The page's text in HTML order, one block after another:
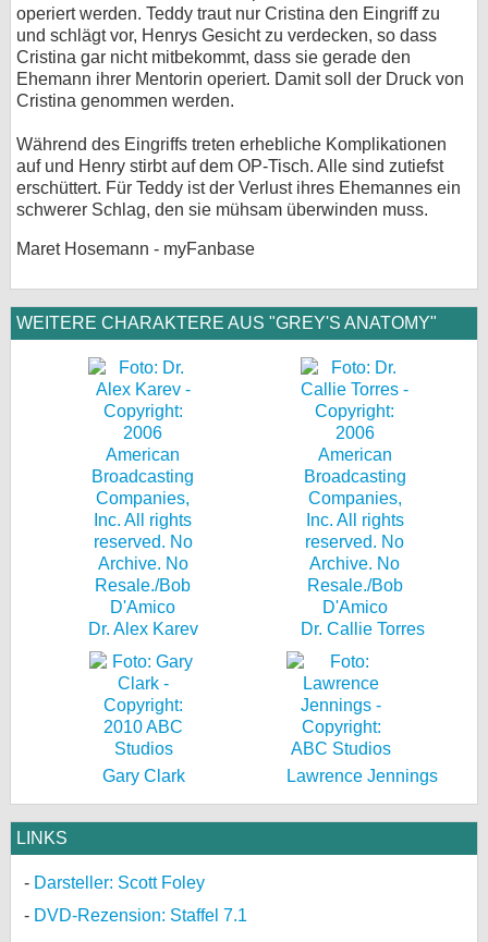
operiert werden. Teddy traut nur Cristina den Eingriff zu
und schlägt vor, Henrys Gesicht zu verdecken, so dass
Cristina gar nicht mitbekommt, dass sie gerade den
Ehemann ihrer Mentorin operiert. Damit soll der Druck von
Cristina genommen werden.
Während des Eingriffs treten erhebliche Komplikationen
auf und Henry stirbt auf dem OP-Tisch. Alle sind zutiefst
erschüttert. Für Teddy ist der Verlust ihres Ehemannes ein
schwerer Schlag, den sie mühsam überwinden muss.
Maret Hosemann - myFanbase
WEITERE CHARAKTERE AUS "GREY'S ANATOMY"
Dr. Alex Karev Dr. Callie Torres
Gary Clark Lawrence Jennings
LINKS
Darsteller: Scott Foley
DVD-Rezension: Staffel 7.1